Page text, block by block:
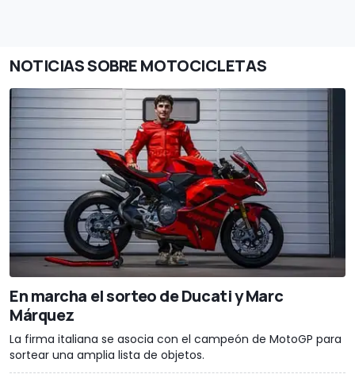
NOTICIAS SOBRE MOTOCICLETAS
En marcha el sorteo de Ducati y Marc
Márquez
La firma italiana se asocia con el campeón de MotoGP para
sortear una amplia lista de objetos.